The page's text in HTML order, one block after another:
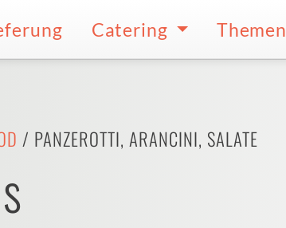
Catering Themen
/ PANZEROTTI, ARANCINI, SALATE